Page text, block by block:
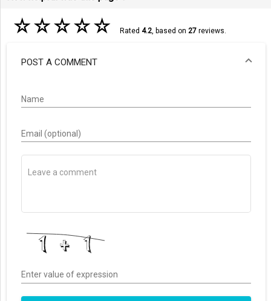
☆☆☆☆☆ Rated 4.2, based on 27reviews.
POST A COMMENT
Name
Email (optional)
Enter value of expression